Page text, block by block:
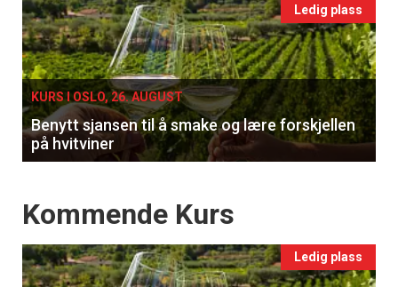
Events
single
Ledig plass
KURS I OSLO, 26. AUGUST
Benytt sjansen til å smake og lære forskjellen
på hvitviner
Events
Kommende Kurs
Ledig plass